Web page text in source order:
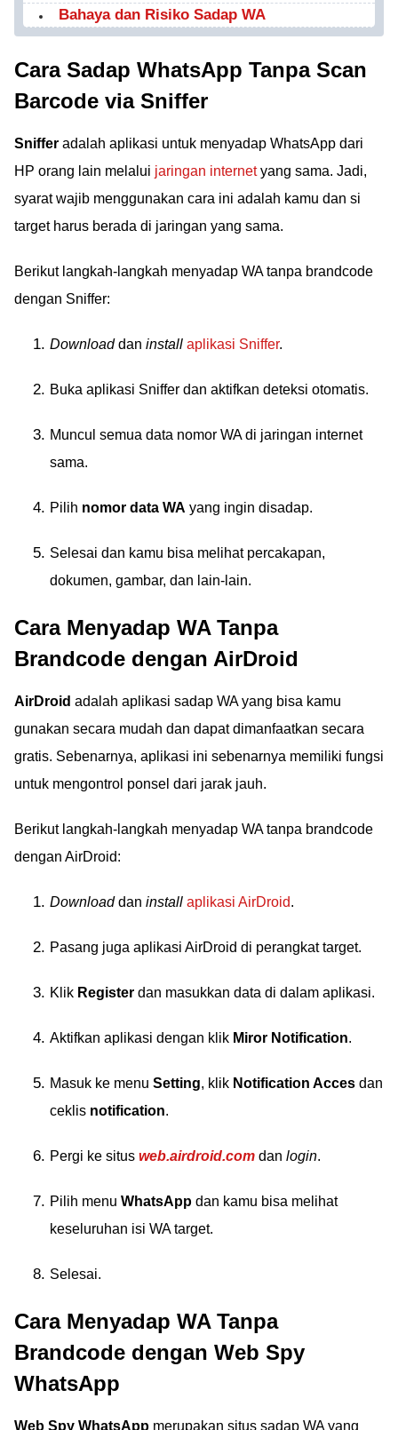
Bahaya dan Risiko Sadap WA
Cara Sadap WhatsApp Tanpa Scan
Barcode via Sniffer
Sniffer adalah aplikasi untuk menyadap WhatsApp dari
HP orang lain melalui jaringan internetyang sama. Jadi,
syarat wajib menggunakan cara ini adalah kamu dan si
target harus berada di jaringan yang sama.
Berikut langkah-langkah menyadap WA tanpa brandcode
dengan Sniffer:
Downloaddan install aplikasi Sniffer.
Buka aplikasi Sniffer dan aktifkan deteksi otomatis.
Muncul semua data nomor WA di jaringan internet
sama.
Pilih nomor data WA yang ingin disadap.
Selesai dan kamu bisa melihat percakapan,
dokumen, gambar, dan lain-lain.
Cara Menyadap WA Tanpa
Brandcode dengan AirDroid
AirDroid adalah aplikasi sadap WA yang bisa kamu
gunakan secara mudah dan dapat dimanfaatkan secara
gratis. Sebenarnya, aplikasi ini sebenarnya memiliki fungsi
untuk mengontrol ponsel dari jarak jauh.
Berikut langkah-langkah menyadap WA tanpa brandcode
dengan AirDroid:
Downloaddan install aplikasi AirDroid.
Pasang juga aplikasi AirDroid di perangkat target.
Klik Register dan masukkan data di dalam aplikasi.
Aktifkan aplikasi dengan klik Miror Notification.
Masuk ke menu Setting, klik Notification Acces dan
ceklis notification.
Pergi ke situs web.airdroid.com dan login.
Pilih menu WhatsApp dan kamu bisa melihat
keseluruhan isi WA target.
Selesai.
Cara Menyadap WA Tanpa
Brandcode dengan Web Spy
WhatsApp
Web Spy WhatsApp merupakan situs sadap WA yang